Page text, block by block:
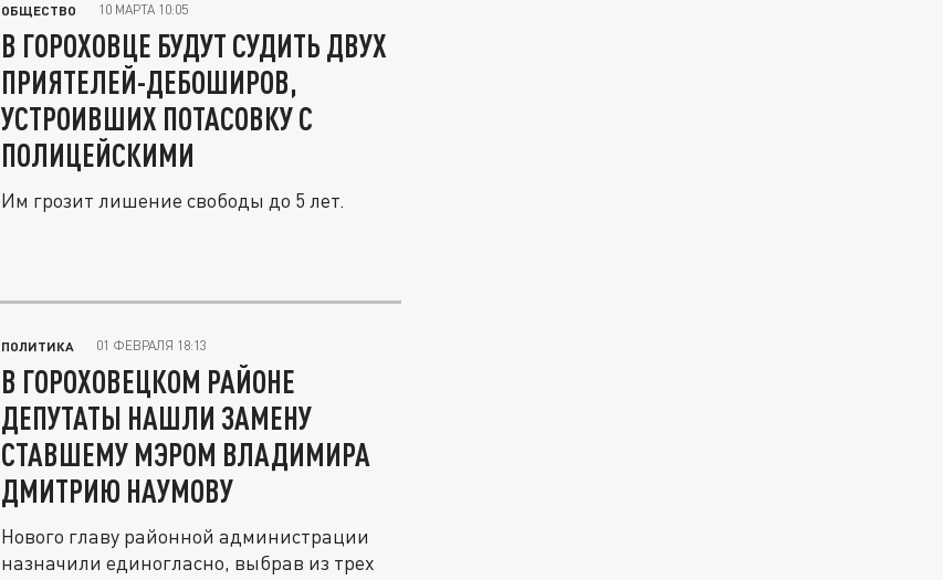
ОБЩЕСТВО 10 МАРТА 10:05
В ГОРОХОВЦЕ БУДУТ СУДИТЬ ДВУХ
ПРИЯТЕЛЕЙ-ДЕБОШИРОВ,
УСТРОИВШИХ ПОТАСОВКУ С
ПОЛИЦЕЙСКИМИ
Им грозит лишение свободы до 5 лет.
ПОЛИТИКА 01 ФЕВРАЛЯ 18:13
В ГОРОХОВЕЦКОМ РАЙОНЕ
ДЕПУТАТЫ НАШЛИ ЗАМЕНУ
СТАВШЕМУ МЭРОМ ВЛАДИМИРА
ДМИТРИЮ НАУМОВУ
Нового главу районной администрации
назначили единогласно, выбрав из трех